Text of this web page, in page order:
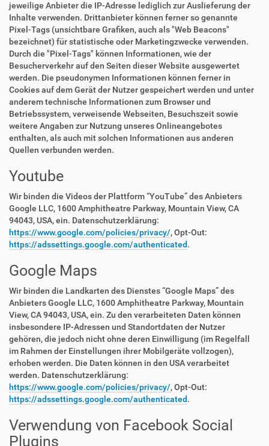
jeweilige Anbieter die IP-Adresse lediglich zur Auslieferung der
Inhalte verwenden. Drittanbieter können ferner so genannte
Pixel-Tags (unsichtbare Grafiken, auch als "Web Beacons"
bezeichnet) für statistische oder Marketingzwecke verwenden.
Durch die "Pixel-Tags" können Informationen, wie der
Besucherverkehr auf den Seiten dieser Website ausgewertet
werden. Die pseudonymen Informationen können ferner in
Cookies auf dem Gerät der Nutzer gespeichert werden und unter
anderem technische Informationen zum Browser und
Betriebssystem, verweisende Webseiten, Besuchszeit sowie
weitere Angaben zur Nutzung unseres Onlineangebotes
enthalten, als auch mit solchen Informationen aus anderen
Quellen verbunden werden.
Youtube
Wir binden die Videos der Plattform “YouTube” des Anbieters
Google LLC, 1600 Amphitheatre Parkway, Mountain View, CA
94043, USA, ein. Datenschutzerklärung:
https://www.google.com/policies/privacy/, Opt-Out:
https://adssettings.google.com/authenticated.
Google Maps
Wir binden die Landkarten des Dienstes “Google Maps” des
Anbieters Google LLC, 1600 Amphitheatre Parkway, Mountain
View, CA 94043, USA, ein. Zu den verarbeiteten Daten können
insbesondere IP-Adressen und Standortdaten der Nutzer
gehören, die jedoch nicht ohne deren Einwilligung (im Regelfall
im Rahmen der Einstellungen ihrer Mobilgeräte vollzogen),
erhoben werden. Die Daten können in den USA verarbeitet
werden. Datenschutzerklärung:
https://www.google.com/policies/privacy/, Opt-Out:
https://adssettings.google.com/authenticated.
Verwendung von Facebook Social
Plugins